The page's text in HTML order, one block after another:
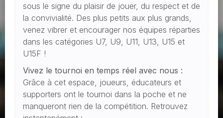
sous le signe du plaisir de jouer, du respect et de
la convivialité. Des plus petits aux plus grands,
venez vibrer et encourager nos équipes réparties
dans les catégories U7, U9, U11, U13, U15 et
U15F !
Vivez le tournoi en temps réel avec nous :
Grâce à cet espace, joueurs, éducateurs et
supporters ont le tournoi dans la poche et ne
manqueront rien de la compétition. Retrouvez